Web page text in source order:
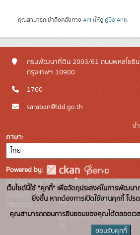
คุณสามารถเข้าถึงคลังทาง API (ให้ดู คู่มือ API).
กรมพัฒนาที่ดิน 2003/61 ถนนพหลโยธิน
กรุงเทพฯ 10900
1760
saraban@ldd.go.th
จ
ภาษา
Powered by:
สนับสนุนระบบ Thai-GDC โดย สำนักงานสถิติแห่งช
ระบบบัญชีข้อมูลภาครัฐ
บริการนามานุกรมบัญชีข้
เว็บไซต์นี้ใช้ "คุกกี้" เพื่อวัตถุประสงค์ในการพัฒนา
ยิ่งขึ้น หากต้องการเปิดใช้งานคุกกี้ โป
คุณสามารถถอนการยินยอมของคุณได้ตลอดเว
ยอมรับคุกกี้